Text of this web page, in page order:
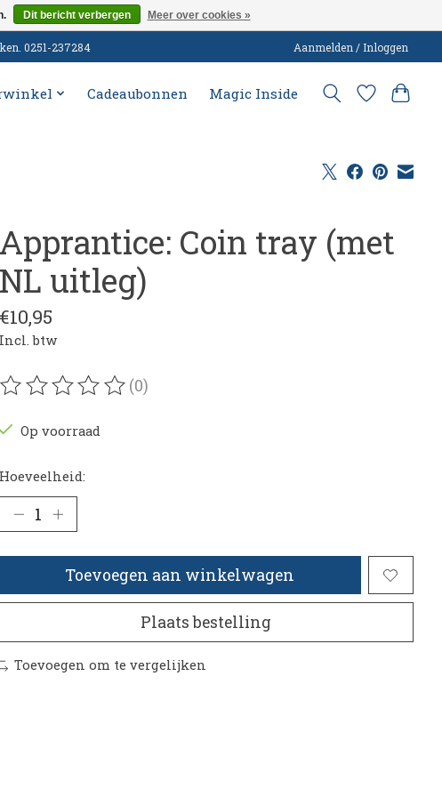
0251-237284 Aanmelden / Inloggen
Cadeaubonnen Magic Inside
Apprantice: Coin tray (met
NL uitleg)
€10,95
Incl. btw
De beoordeling van dit product is
(0)
Op voorraad
Hoeveelheid:
Toevoegen aan winkelwagen
Plaats bestelling
Toevoegen om te vergelijken
Dit bericht verbergen Meer over cookies »